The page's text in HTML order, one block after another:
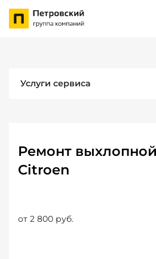
Услуги сервиса
Ремонт
Citroen
от 2 800 руб.